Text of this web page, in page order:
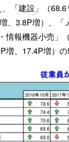
「建設」（
増、3.8P増）、
情報機器小売」
増、17.4P増）